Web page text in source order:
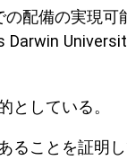
配備の実現可
している。
ことを証明し